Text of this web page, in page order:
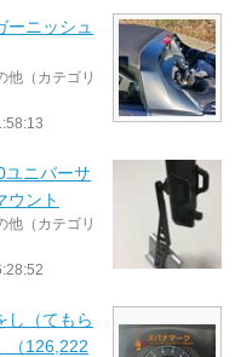
ーニッシュ
他（カテゴリ
ユニバーサ
ウント
他（カテゴリ
し（てもら
（126,222